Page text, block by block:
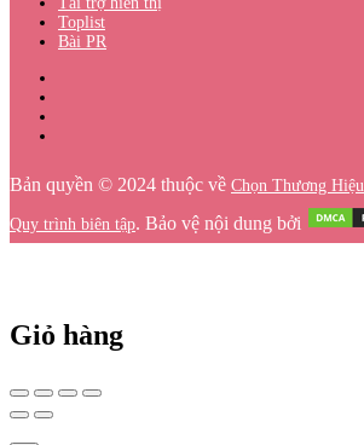
Toplist
Bài PR
Bản quyền © 2024 thuộc về Chọn Thương Hiệu
Quy trình biên tập. Bảo vệ nội dung bởi
Giỏ hàng